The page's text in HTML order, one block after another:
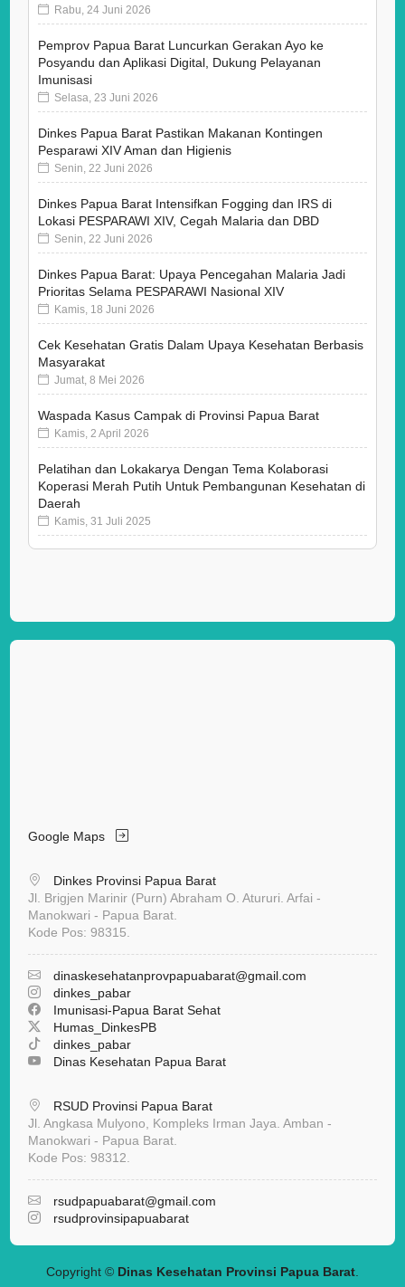
Rabu, 24 Juni 2026
Pemprov Papua Barat Luncurkan Gerakan Ayo ke
Posyandu dan Aplikasi Digital, Dukung Pelayanan
Imunisasi
Selasa, 23 Juni 2026
Dinkes Papua Barat Pastikan Makanan Kontingen
Pesparawi XIV Aman dan Higienis
Senin, 22 Juni 2026
Dinkes Papua Barat Intensifkan Fogging dan IRS di
Lokasi PESPARAWI XIV, Cegah Malaria dan DBD
Senin, 22 Juni 2026
Dinkes Papua Barat: Upaya Pencegahan Malaria Jadi
Prioritas Selama PESPARAWI Nasional XIV
Kamis, 18 Juni 2026
Cek Kesehatan Gratis Dalam Upaya Kesehatan Berbasis
Masyarakat
Jumat, 8 Mei 2026
Waspada Kasus Campak di Provinsi Papua Barat
Kamis, 2 April 2026
Pelatihan dan Lokakarya Dengan Tema Kolaborasi
Koperasi Merah Putih Untuk Pembangunan Kesehatan di
Daerah
Kamis, 31 Juli 2025
Google Maps
Dinkes Provinsi Papua Barat
Jl. Brigjen Marinir (Purn) Abraham O. Atururi. Arfai -
Manokwari - Papua Barat.
Kode Pos: 98315.
dinaskesehatanprovpapuabarat@gmail.com
dinkes_pabar
Imunisasi-Papua Barat Sehat
Humas_DinkesPB
dinkes_pabar
Dinas Kesehatan Papua Barat
RSUD Provinsi Papua Barat
Jl. Angkasa Mulyono, Kompleks Irman Jaya. Amban -
Manokwari - Papua Barat.
Kode Pos: 98312.
rsudpapuabarat@gmail.com
rsudprovinsipapuabarat
Copyright © Dinas Kesehatan Provinsi Papua Barat